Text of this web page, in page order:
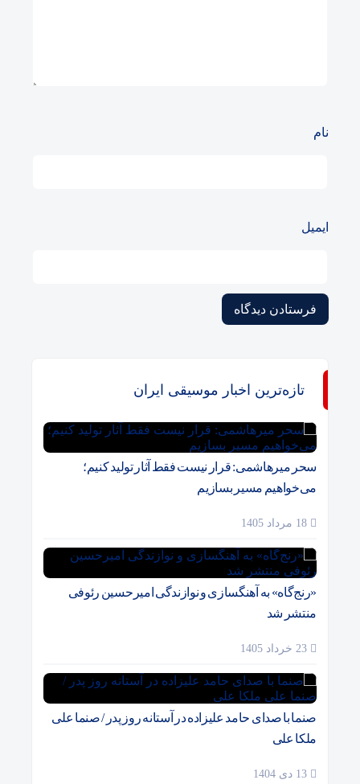
نام
ایمیل
تازه‌ترین اخبار موسیقی ایران
سحر میرهاشمی: قرار نیست فقط آثار تولید کنیم؛
می‌خواهیم مسیر بسازیم
«رنج‌گاه» به آهنگسازی و نوازندگی امیرحسین رئوفی
منتشر شد
صنما با صدای حامد علیزاده در آستانه روز پدر / صنما علی
ملکا علی